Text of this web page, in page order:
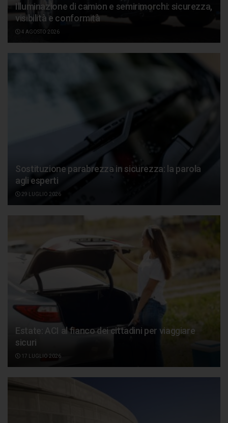
Illuminazione di camion e semirimorchi: sicurezza,
visibilità e conformità
4 AGOSTO 2026
Sostituzione parabrezza in sicurezza: la parola
agli esperti
29 LUGLIO 2026
Estate: ACI al fianco dei cittadini per viaggiare
sicuri
17 LUGLIO 2026